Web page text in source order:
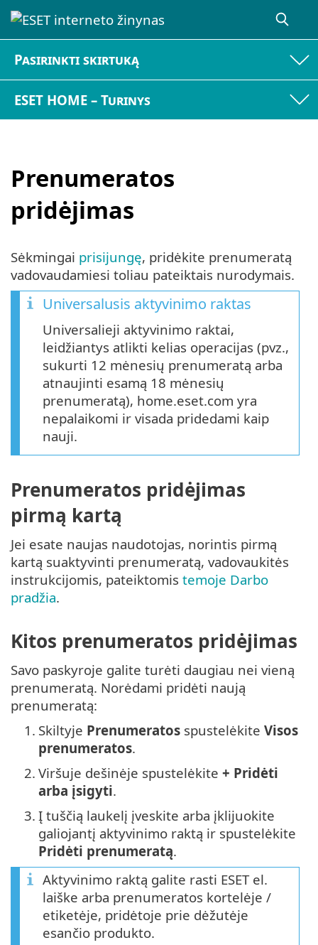
Pasirinkti skirtuką
ESET HOME – Turinys
Prenumeratos
pridėjimas
Sėkmingai prisijungę, pridėkite prenumeratą
vadovaudamiesi toliau pateiktais nurodymais.
Universalusis aktyvinimo raktas
Universalieji aktyvinimo raktai,
leidžiantys atlikti kelias operacijas (pvz.,
sukurti 12 mėnesių prenumeratą arba
atnaujinti esamą 18 mėnesių
prenumeratą), home.eset.com yra
nepalaikomi ir visada pridedami kaip
nauji.
Prenumeratos pridėjimas
pirmą kartą
Jei esate naujas naudotojas, norintis pirmą
kartą suaktyvinti prenumeratą, vadovaukitės
instrukcijomis, pateiktomis temoje Darbo
pradžia.
Kitos prenumeratos pridėjimas
Savo paskyroje galite turėti daugiau nei vieną
prenumeratą. Norėdami pridėti naują
prenumeratą:
1. Skiltyje Prenumeratos spustelėkite Visos
prenumeratos.
2. Viršuje dešinėje spustelėkite + Pridėti
arba įsigyti.
3. Į tuščią laukelį įveskite arba įklijuokite
galiojantį aktyvinimo raktą ir spustelėkite
Pridėti prenumeratą.
Aktyvinimo raktą galite rasti ESET el.
laiške arba prenumeratos kortelėje /
etiketėje, pridėtoje prie dėžutėje
esančio produkto.